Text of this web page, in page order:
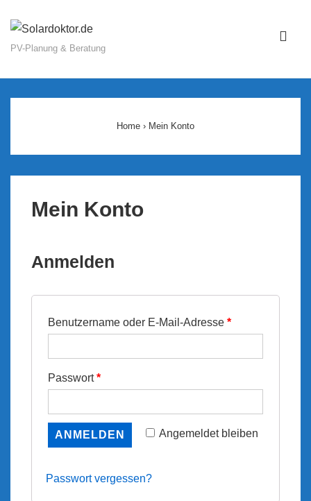
Zum
InhaltPV-Planung & Beratung
Home › Mein Konto
Mein Konto
Anmelden
Benutzername oder E-Mail-Adresse *
Passwort*
Angemeldet bleiben
ANMELDEN
Passwort vergessen?